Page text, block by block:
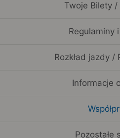
Twoje Bilety
Regulaminy
Rozkład jazdy /
Informacje
Pozostałe